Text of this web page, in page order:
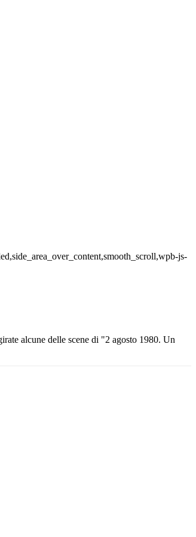
js-
alcune delle scene di "2 agosto 1980. Un